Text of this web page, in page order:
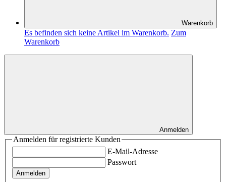
Warenkorb
Es befinden sich keine Artikel im Warenkorb. Zum
Warenkorb
Anmelden
Anmelden für registrierte Kunden
E-Mail-Adresse
Passwort
Anmelden